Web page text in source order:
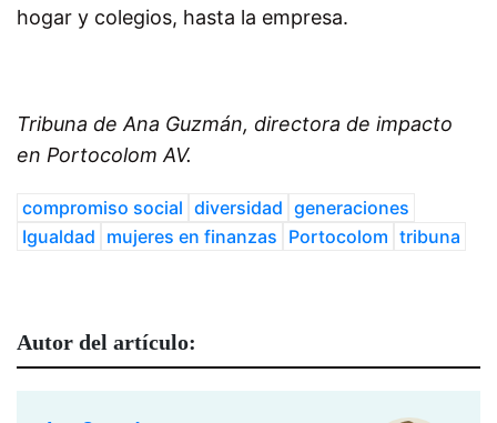
hogar y colegios, hasta la empresa.
Tribuna de Ana Guzmán, directora de impacto
en Portocolom AV.
compromiso social diversidad generaciones
Igualdad mujeres en finanzas Portocolom tribuna
Autor del artículo: